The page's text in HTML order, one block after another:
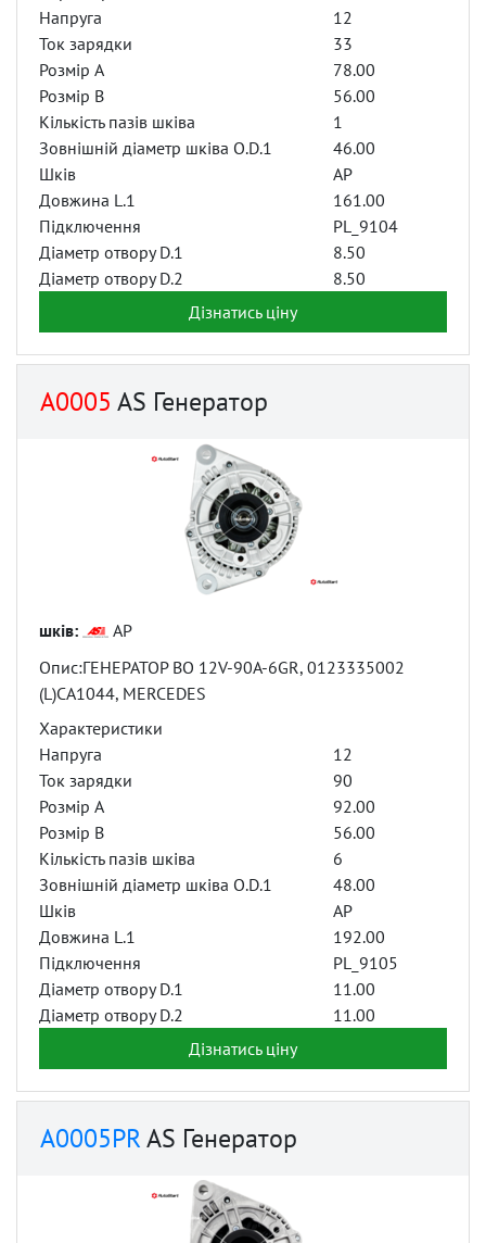
Напруга
12
Ток зарядки
33
Розмір A
78.00
Розмір B
56.00
Кількість пазів шківа
1
Зовнішній діаметр шківа O.D.1
46.00
Шків
AP
Довжина L.1
161.00
Підключення
PL_9104
Діаметр отвору D.1
8.50
Діаметр отвору D.2
8.50
Дізнатись ціну
A0005 AS Генератор
шків:
AP
Опис:ГЕНЕРАТОР BO 12V-90A-6GR, 0123335002
(L)CA1044, MERCEDES
Характеристики
Напруга
12
Ток зарядки
90
Розмір A
92.00
Розмір B
56.00
Кількість пазів шківа
6
Зовнішній діаметр шківа O.D.1
48.00
Шків
AP
Довжина L.1
192.00
Підключення
PL_9105
Діаметр отвору D.1
11.00
Діаметр отвору D.2
11.00
Дізнатись ціну
A0005PRAS Генератор